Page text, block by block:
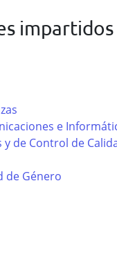
e
de Control de
de Género